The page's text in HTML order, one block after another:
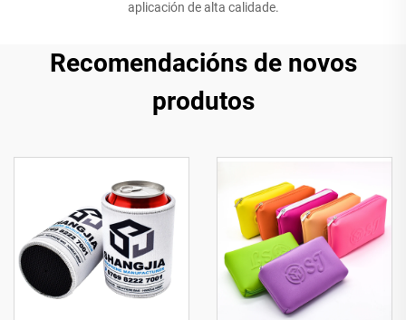
aplicación de alta calidade.
Recomendacións de novos
produtos